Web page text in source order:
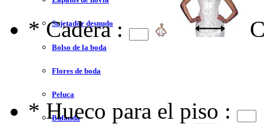
Sujetador desnudo
Bolso de la boda
Flores de boda
Peluca
Bufanda
* Cadera :
* Hueco para el piso :